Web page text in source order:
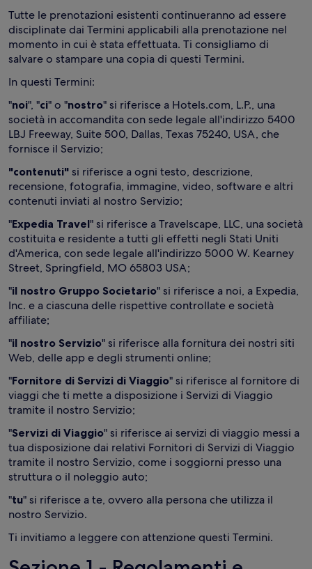
Tutte le prenotazioni esistenti continueranno ad essere
disciplinate dai Termini applicabili alla prenotazione nel
momento in cui è stata effettuata. Ti consigliamo di
salvare o stampare una copia di questi Termini.
In questi Termini:
"noi", "ci" o "nostro" si riferisce a Hotels.com, L.P., una
società in accomandita con sede legale all'indirizzo 5400
LBJ Freeway, Suite 500, Dallas, Texas 75240, USA, che
fornisce il Servizio;
"contenuti" si riferisce a ogni testo, descrizione,
recensione, fotografia, immagine, video, software e altri
contenuti inviati al nostro Servizio;
"Expedia Travel" si riferisce a Travelscape, LLC, una società
costituita e residente a tutti gli effetti negli Stati Uniti
d'America, con sede legale all'indirizzo 5000 W. Kearney
Street, Springfield, MO 65803 USA;
"il nostro Gruppo Societario" si riferisce a noi, a Expedia,
Inc. e a ciascuna delle rispettive controllate e società
affiliate;
"il nostro Servizio" si riferisce alla fornitura dei nostri siti
Web, delle app e degli strumenti online;
"Fornitore di Servizi di Viaggio" si riferisce al fornitore di
viaggi che ti mette a disposizione i Servizi di Viaggio
tramite il nostro Servizio;
"Servizi di Viaggio" si riferisce ai servizi di viaggio messi a
tua disposizione dai relativi Fornitori di Servizi di Viaggio
tramite il nostro Servizio, come i soggiorni presso una
struttura o il noleggio auto;
"tu" si riferisce a te, ovvero alla persona che utilizza il
nostro Servizio.
Ti invitiamo a leggere con attenzione questi Termini.